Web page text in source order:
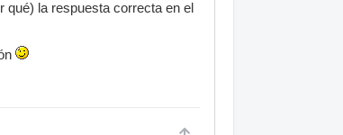
la respuesta correcta en el